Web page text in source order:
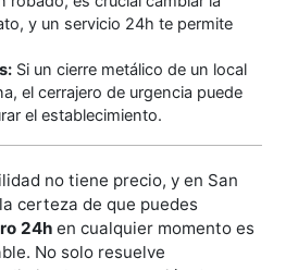
y un servicio 24h te permite
Si un cierre metálico de un local
el cerrajero de urgencia puede
el establecimiento.
no tiene precio, y en San
certeza de que puedes
24h en cualquier momento es
No solo resuelve